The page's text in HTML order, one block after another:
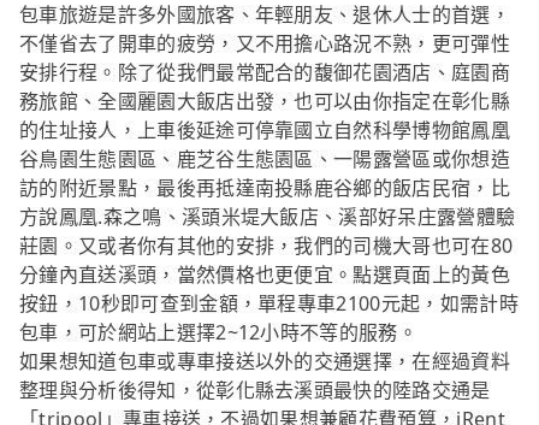
包車旅遊是許多外國旅客、年輕朋友、退休人士的首選，
不僅省去了開車的疲勞，又不用擔心路況不熟，更可彈性
安排行程。除了從我們最常配合的馥御花園酒店、庭園商
務旅館、全國麗園大飯店出發，也可以由你指定在彰化縣
的住址接人，上車後延途可停靠國立自然科學博物館鳳凰
谷鳥園生態園區、鹿芝谷生態園區、一陽露營區或你想造
訪的附近景點，最後再抵達南投縣鹿谷鄉的飯店民宿，比
方說鳳凰.森之鳴、溪頭米堤大飯店、溪部好呆庄露營體驗
莊園。又或者你有其他的安排，我們的司機大哥也可在80
分鐘內直送溪頭，當然價格也更便宜。點選頁面上的黃色
按鈕，10秒即可查到金額，單程專車2100元起，如需計時
包車，可於網站上選擇2~12小時不等的服務。
如果想知道包車或專車接送以外的交通選擇，在經過資料
整理與分析後得知，從彰化縣去溪頭最快的陸路交通是
「tripool」專車接送，不過如果想兼顧花費預算，iRent